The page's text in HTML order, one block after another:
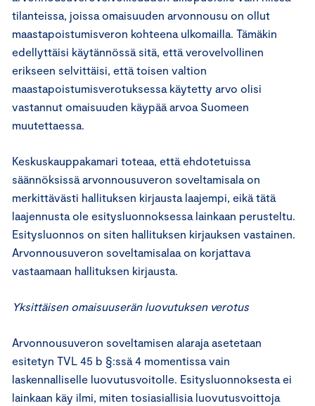
tilanteissa, joissa omaisuuden arvonnousu on ollut
maastapoistumisveron kohteena ulkomailla. Tämäkin
edellyttäisi käytännössä sitä, että verovelvollinen
erikseen selvittäisi, että toisen valtion
maastapoistumisverotuksessa käytetty arvo olisi
vastannut omaisuuden käypää arvoa Suomeen
muutettaessa.
Keskuskauppakamari toteaa, että ehdotetuissa
säännöksissä arvonnousuveron soveltamisala on
merkittävästi hallituksen kirjausta laajempi, eikä tätä
laajennusta ole esitysluonnoksessa lainkaan perusteltu.
Esitysluonnos on siten hallituksen kirjauksen vastainen.
Arvonnousuveron soveltamisalaa on korjattava
vastaamaan hallituksen kirjausta.
Yksittäisen omaisuuserän luovutuksen verotus
Arvonnousuveron soveltamisen alaraja asetetaan
esitetyn TVL 45 b §:ssä 4 momentissa vain
laskennalliselle luovutusvoitolle. Esitysluonnoksesta ei
lainkaan käy ilmi, miten tosiasiallisia luovutusvoittoja